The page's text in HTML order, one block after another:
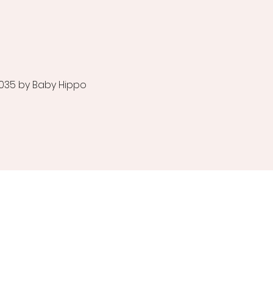
by Baby Hippo